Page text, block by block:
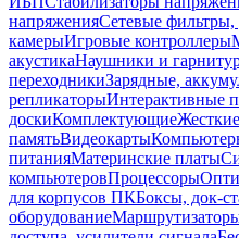
напряженияСетевые фильтры,
камерыИгровые контроллеры
акустикаНаушники и
переходникиЗарядные,
репликаторыИнтерактивные
доскиКомплектующие
памятьВидеокарты
питанияМатеринские платы
компьютеровПроцессоры
для корпусов ПКБоксы, док-
оборудование